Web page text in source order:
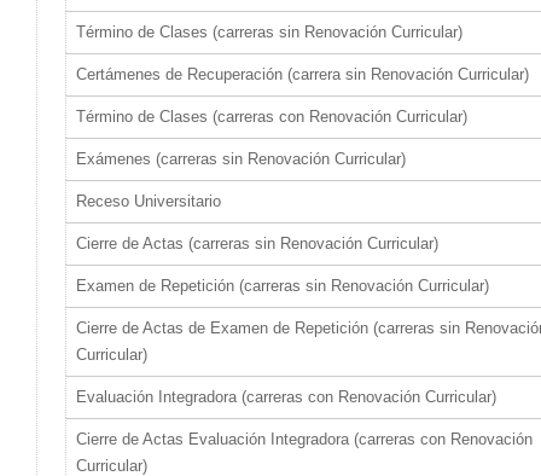
Término de Clases (carreras sin Renovación Curricular)
Certámenes de Recuperación (carrera sin Renovación Curricular)
Término de Clases (carreras con Renovación Curricular)
Exámenes (carreras sin Renovación Curricular)
Receso Universitario
Cierre de Actas (carreras sin Renovación Curricular)
Examen de Repetición (carreras sin Renovación Curricular)
Cierre de Actas de Examen de Repetición (carreras sin
Curricular)
Evaluación Integradora (carreras con Renovación Curricular)
Cierre de Actas Evaluación Integradora (carreras con Renovación
Curricular)